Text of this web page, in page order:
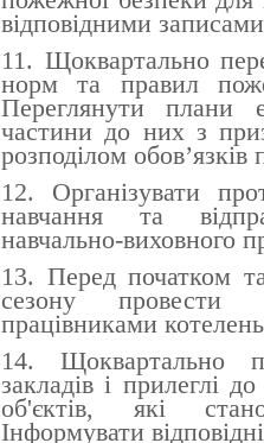
відповідними
11. Щоквартально п
норм та правил
Переглянути плани
частини до нихз
розподілом обов’язків
12. Організувати
навчання та
навчально-виховного
13. Перед початком
сезону провести
працівниками
14. Щоквартально п
закладів і прилеглі
об'єктів, які
Інформувати